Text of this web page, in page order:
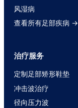
风湿病
查看所有足部疾病 →
治疗服务
定制足部矫形鞋垫
冲击波治疗
径向压力波